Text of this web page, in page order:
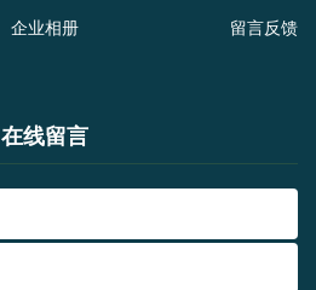
企业相册
留言反馈
在线留言